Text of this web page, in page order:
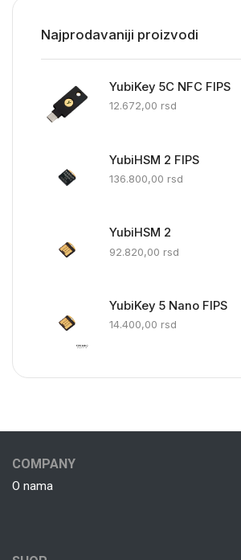
Najprodavaniji proizvodi
YubiKey 5C NFC FIPS
12.672,00 rsd
YubiHSM 2 FIPS
136.800,00 rsd
YubiHSM 2
92.820,00 rsd
YubiKey 5 Nano FIPS
14.400,00 rsd
COMPANY
O nama